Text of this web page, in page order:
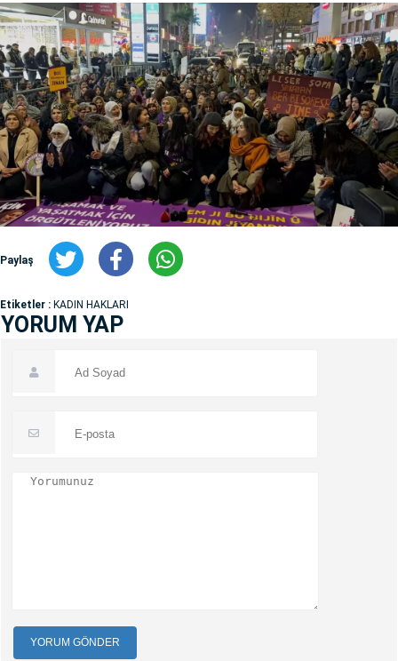
Paylaş
Etiketler : KADIN HAKLARI
YORUM YAP
YORUM GÖNDER